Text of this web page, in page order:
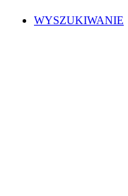
WYSZUKIWANIE